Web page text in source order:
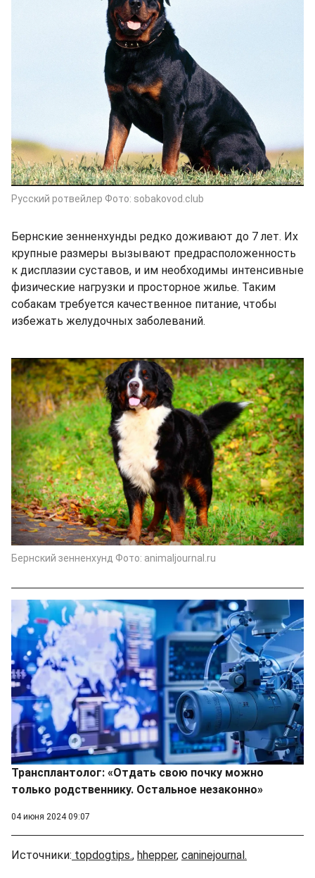
Русский ротвейлер Фото: sobakovod.club
Бернские зенненхунды редко доживают до 7 лет. Их
крупные размеры вызывают предрасположенность
к дисплазии суставов, и им необходимы интенсивные
физические нагрузки и просторное жилье. Таким
собакам требуется качественное питание, чтобы
избежать желудочных заболеваний.
Бернский зенненхунд Фото: animaljournal.ru
Трансплантолог: «Отдать свою почку можно
только родственнику. Остальное незаконно»
04 июня 2024 09:07
Источники: topdogtips., hhepper, caninejournal.